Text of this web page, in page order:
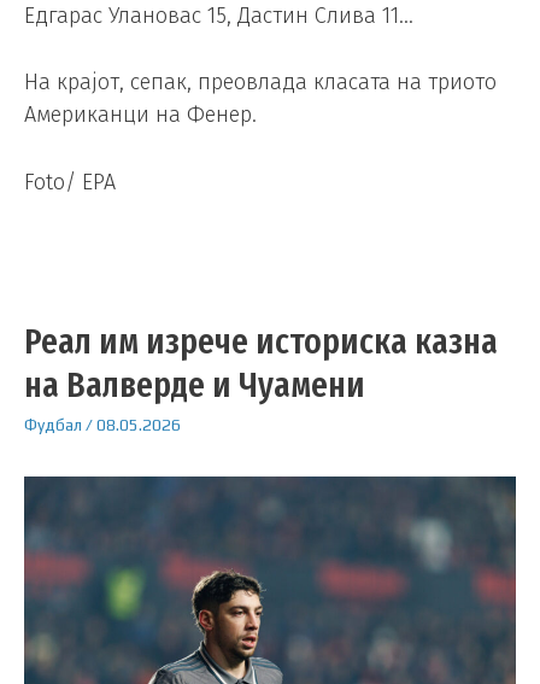
Едгарас Улановас 15, Дастин Слива 11…
На крајот, сепак, преовлада класата на триото
Американци на Фенер.
Foto/ EPA
Реал им изрече историска казна
на Валверде и Чуамени
Фудбал /08.05.2026